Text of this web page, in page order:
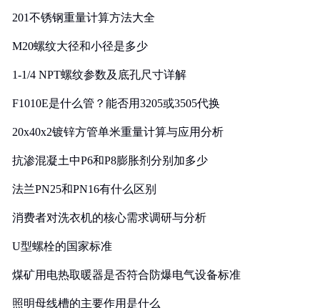
201不锈钢重量计算方法大全
M20螺纹大径和小径是多少
1-1/4 NPT螺纹参数及底孔尺寸详解
F1010E是什么管？能否用3205或3505代换
20x40x2镀锌方管单米重量计算与应用分析
抗渗混凝土中P6和P8膨胀剂分别加多少
法兰PN25和PN16有什么区别
消费者对洗衣机的核心需求调研与分析
U型螺栓的国家标准
煤矿用电热取暖器是否符合防爆电气设备标准
照明母线槽的主要作用是什么